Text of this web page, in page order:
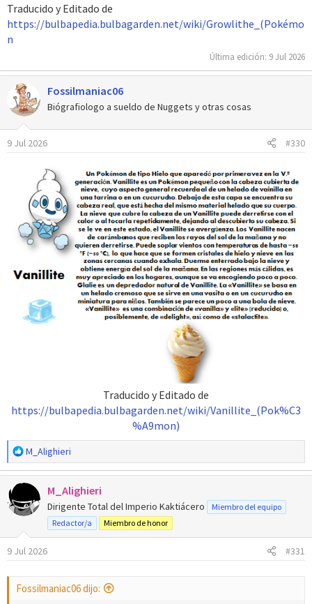
Traducido y Editado de
https://bulbapedia.bulbagarden.net/wiki/Growlithe_(Pokémo
n
Última edición: 9 Jul 2026
Fossilmaniac06
Biógrafiologo a sueldo de Nuggets y otras cosas
9 Jul 2026 #330
Traducido y Editado de
https://bulbapedia.bulbagarden.net/wiki/Vanillite_(Pok%C3
%A9mon)
R
e
a
c
i
e
M_Alighieri
M_Alighieri
Dirigente Total del Imperio Kaktiácero
Miembro del equipo
Redactor/a
Miembro de honor
9 Jul 2026 #331
Fossilmaniac06 dijo: